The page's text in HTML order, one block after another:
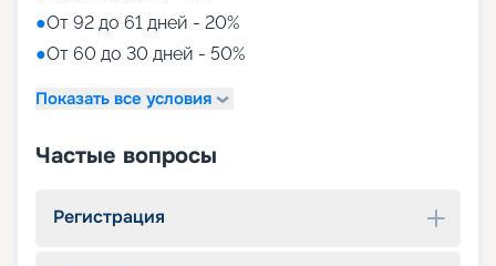
●От 92 до 61 дней - 20%
●От 60 до 30 дней - 50%
Показать все условия
Частые вопросы
Регистрация